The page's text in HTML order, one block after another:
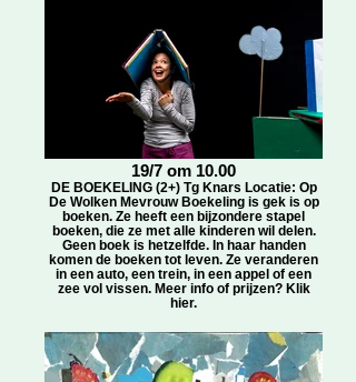
19/7 om 10.00
DE BOEKELING (2+) Tg Knars Locatie: Op
De Wolken Mevrouw Boekeling is gek is op
boeken. Ze heeft een bijzondere stapel
boeken, die ze met alle kinderen wil delen.
Geen boek is hetzelfde. In haar handen
komen de boeken tot leven. Ze veranderen
in een auto, een trein, in een appel of een
zee vol vissen. Meer info of prijzen? Klik
hier.